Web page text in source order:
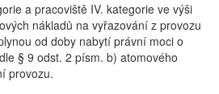
a pracoviště IV. kategorie ve výši
nákladů na vyřazování z provozu
od doby nabytí právní moci o
§ 9 odst. 2 písm. b) atomového
provozu.